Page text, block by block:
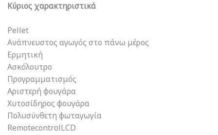
Κύριος χαρακτηριστικά
Pellet
Ανάπνευστος αγωγός στο πάνω μέρος
Ερμητική
Ασκόλουτρο
Προγραμματισμός
Αριστερή φουγάρα
Χυτοσίδηρος φουγάρα
Πολυσύνθετη φωταγωγία
RemotecontrolLCD